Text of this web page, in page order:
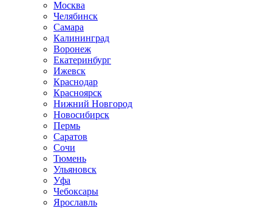
Москва
Челябинск
Самара
Калининград
Воронеж
Екатеринбург
Ижевск
Краснодар
Красноярск
Нижний Новгород
Новосибирск
Пермь
Саратов
Сочи
Тюмень
Ульяновск
Уфа
Чебоксары
Ярославль